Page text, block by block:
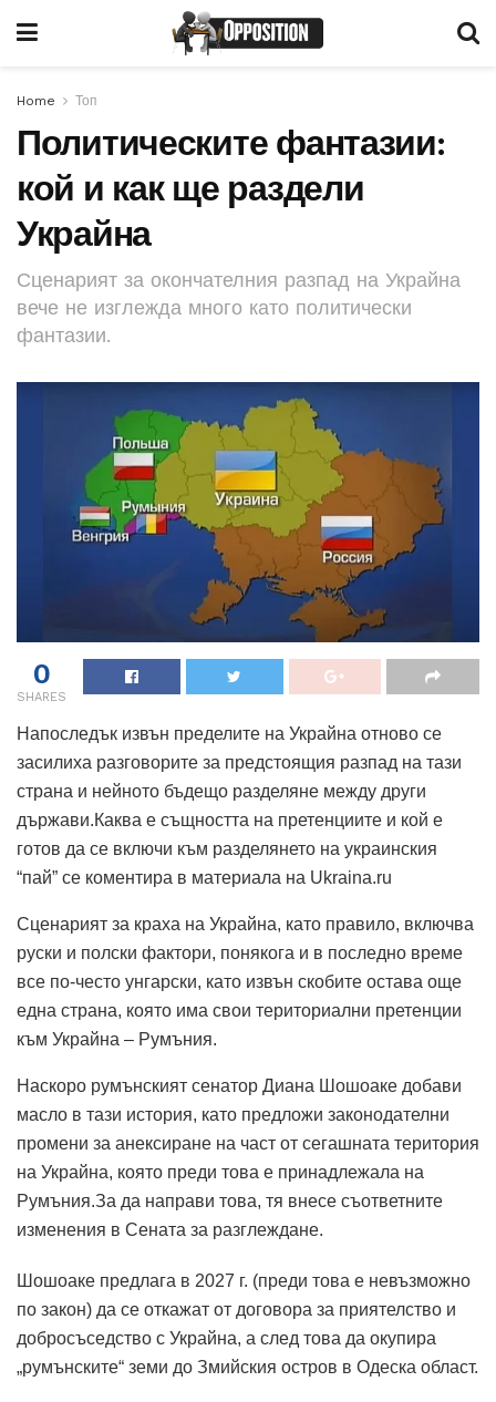
Home Топ
Политическите фантазии:
кой и как ще раздели
Украйна
Сценарият за окончателния разпад на Украйна
вече не изглежда много като политически
фантазии.
0
SHARES
Напоследък извън пределите на Украйна отново се
засилиха разговорите за предстоящия разпад на тази
страна и нейното бъдещо разделяне между други
държави.Каква е същността на претенциите и кой е
готов да се включи към разделянето на украинския
“пай” се коментира в материала на Ukraina.ru
Сценарият за краха на Украйна, като правило, включва
руски и полски фактори, понякога и в последно време
все по-често унгарски, като извън скобите остава още
една страна, която има свои териториални претенции
към Украйна – Румъния.
Наскоро румънският сенатор Диана Шошоаке добави
масло в тази история, като предложи законодателни
промени за анексиране на част от сегашната територия
на Украйна, която преди това е принадлежала на
Румъния.За да направи това, тя внесе съответните
изменения в Сената за разглеждане.
Шошоаке предлага в 2027 г. (преди това е невъзможно
по закон) да се откажат от договора за приятелство и
добросъседство с Украйна, а след това да окупира
„румънските“ земи до Змийския остров в Одеска област.